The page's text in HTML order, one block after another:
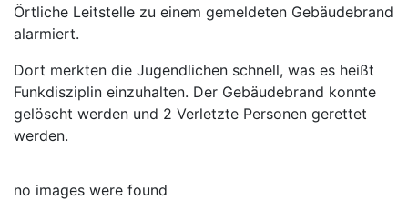
Örtliche Leitstelle zu einem gemeldeten Gebäudebrand
alarmiert.
Dort merkten die Jugendlichen schnell, was es heißt
Funkdisziplin einzuhalten. Der Gebäudebrand konnte
gelöscht werden und 2 Verletzte Personen gerettet
werden.
no images were found